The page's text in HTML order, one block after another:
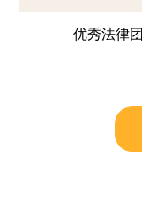
优秀法律团